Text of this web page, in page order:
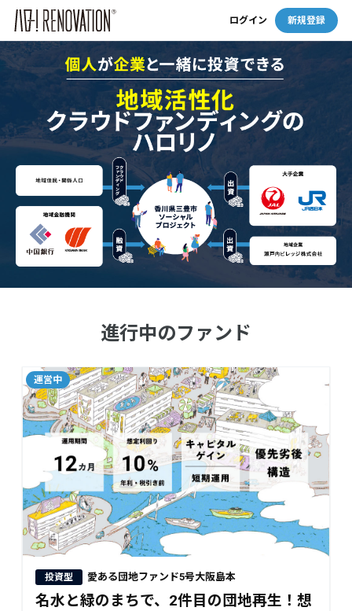
ログイン 新規登録
進行中のファンド
投資型 愛ある団地ファンド5号大阪島本
名水と緑のまちで、2件目の団地再生！想